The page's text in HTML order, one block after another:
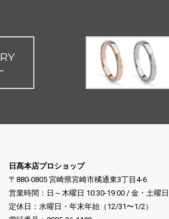
日髙本店プロショップ
〒880-0805 宮崎県宮崎市橘通東3丁目4-6
営業時間：日～木曜日 10:30-19:00 / 金・土曜
定休日：水曜日・年末年始（12/31〜1/2）